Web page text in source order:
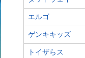
エルゴ
ゲンキキッズ
トイザらス